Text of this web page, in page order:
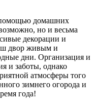
домашних
но и весьма
декорации и
двор живым и
дни. Организация и
и заботы, однако
атмосферы того
зимнего огорода и
года!